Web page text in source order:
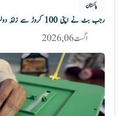
پاکستان
رجب بٹ نے اپنی 100 کروڑ سے زائد دولت کا انکشاف کر دیا
اگست 06, 2026